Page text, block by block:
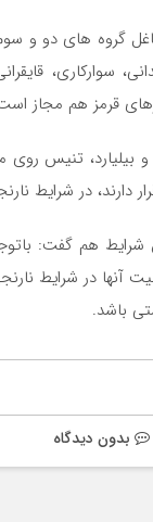
گروه های دو و
سوارکاری،
قرمز هم مجاز
تنیس روی
دارند، در شرایط
هم گفت:
آنها در شرایط
بدون دیدگاه